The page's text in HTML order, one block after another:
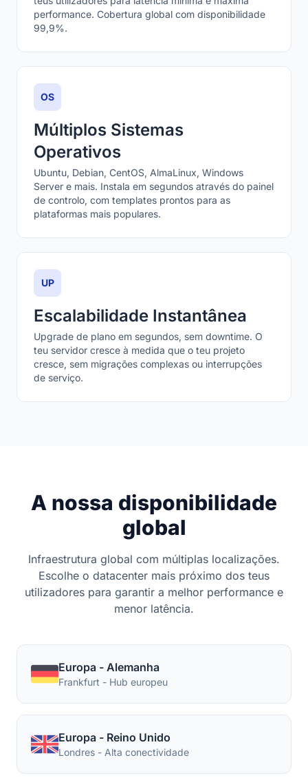
performance. Cobertura global com disponibilidade
99,9%.
OS
Múltiplos Sistemas
Operativos
Ubuntu, Debian, CentOS, AlmaLinux, Windows
Server e mais. Instala em segundos através do painel
de controlo, com templates prontos para as
plataformas mais populares.
UP
Escalabilidade Instantânea
Upgrade de plano em segundos, sem downtime. O
teu servidor cresce à medida que o teu projeto
cresce, sem migrações complexas ou interrupções
de serviço.
A nossa disponibilidade
global
Infraestrutura global com múltiplas localizações.
Escolhe o datacenter mais próximo dos teus
utilizadores para garantir a melhor performance e
menor latência.
Europa - Alemanha
Frankfurt - Hub europeu
Europa - Reino Unido
Londres - Alta conectividade